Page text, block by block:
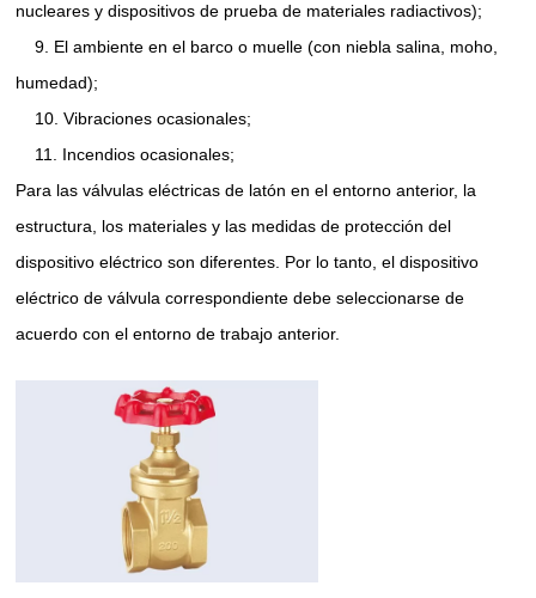
nucleares y dispositivos de prueba de materiales radiactivos);
9. El ambiente en el barco o muelle (con niebla salina, moho,
humedad);
10. Vibraciones ocasionales;
11. Incendios ocasionales;
Para las válvulas eléctricas de latón en el entorno anterior, la
estructura, los materiales y las medidas de protección del
dispositivo eléctrico son diferentes. Por lo tanto, el dispositivo
eléctrico de válvula correspondiente debe seleccionarse de
acuerdo con el entorno de trabajo anterior.